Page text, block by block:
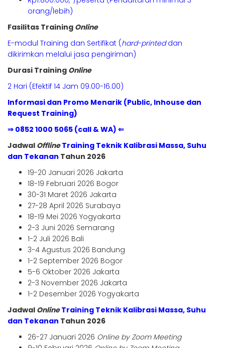
orang/lebih)
Fasilitas Training Online
E-modul Training dan Sertifikat (hard-printeddan
dikirimkan melalui jasa pengiriman)
Durasi Training Online
2 Hari (Efektif 14 Jam 09.00-16.00)
Informasi dan Promo Menarik (Public, Inhouse dan
Request Training)
⇒ 0852 1000 5065 (call & WA) ⇐
Jadwal Offline Training Teknik Kalibrasi Massa, Suhu
dan Tekanan Tahun 2026
19-20 Januari 2026 Jakarta
18-19 Februari 2026 Bogor
30-31 Maret 2026 Jakarta
27-28 April 2026 Surabaya
18-19 Mei 2026 Yogyakarta
2-3 Juni 2026 Semarang
1-2 Juli 2026 Bali
3-4 Agustus 2026 Bandung
1-2 September 2026 Bogor
5-6 Oktober 2026 Jakarta
2-3 November 2026 Jakarta
1-2 Desember 2026 Yogyakarta
Jadwal Online Training Teknik Kalibrasi Massa, Suhu
dan Tekanan Tahun 2026
26-27 Januari 2026 Online by Zoom Meeting